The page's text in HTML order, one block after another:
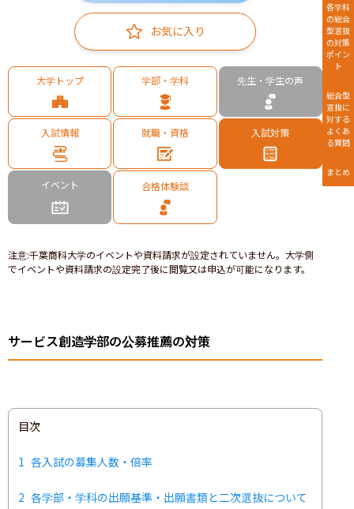
お気に入り
大学トップ 学部・学科 先生・学生の声
入試情報 就職・資格 入試対策
イベント 合格体験談
注意:千葉商科大学のイベントや資料請求が設定されていません。大学側
でイベントや資料請求の設定完了後に閲覧又は申込が可能になります。
サービス創造学部の公募推薦の対策
目次
1 各入試の募集人数・倍率
2 各学部・学科の出願基準・出願書類と二次選抜について
各学科
の総合
型選抜
の対策
ポイン
ト
総合型
選抜に
対する
よくあ
る質問
まとめ